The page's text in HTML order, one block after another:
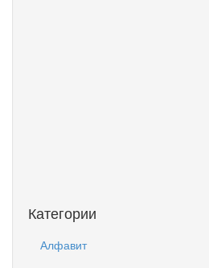
Категории
Алфавит